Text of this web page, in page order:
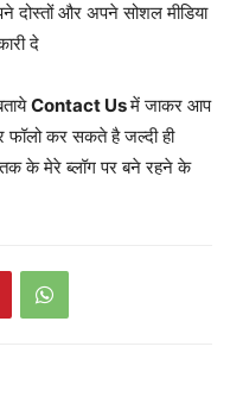
दोस्तों और अपने सोशल मीडिया
दे
Contact Usमें जाकर आप
कर सकते है जल्दी ही
के मेरे ब्लॉग पर बने रहने के